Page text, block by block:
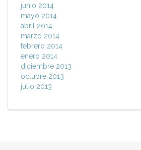
junio 2014
mayo 2014
abril 2014
marzo 2014
febrero 2014
enero 2014
diciembre 2013
octubre 2013
julio 2013